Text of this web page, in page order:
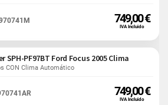
749,00 €
IVA Incluido
SPH-PF97BT Ford Focus 2005 Clima
CON Clima Automático
749,00 €
IVA Incluido